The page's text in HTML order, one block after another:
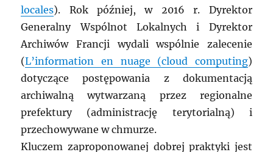
locales). Rok później, w 2016 r. Dyrektor
Generalny Wspólnot Lokalnych i Dyrektor
Archiwów Francji wydali wspólnie zalecenie
(L’information en nuage (cloud computing)
dotyczące postępowania z dokumentacją
archiwalną wytwarzaną przez regionalne
prefektury (administrację terytorialną) i
przechowywane w chmurze.
Kluczem zaproponowanej dobrej praktyki jest